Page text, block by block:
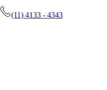
(11) 4133 - 4343